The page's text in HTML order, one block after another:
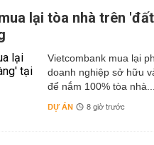
lại tòa nhà trên
Vietcombank mua lại
doanh nghiệp sở hữu
để nắm 100% tòa nhà...
DỰ ÁN 8 giờ trước